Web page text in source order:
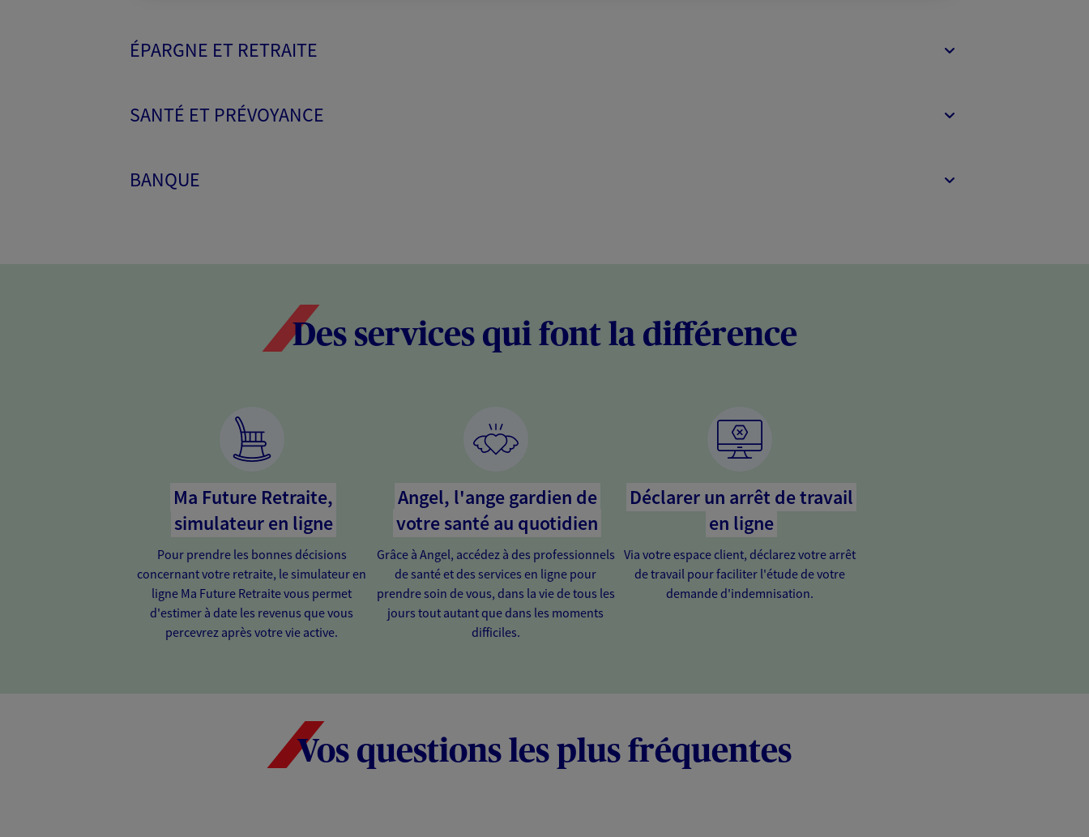
ÉPARGNE ET RETRAITE
SANTÉ ET PRÉVOYANCE
BANQUE
Des services qui font la différence
Ma Future Retraite,
simulateur en ligne
Pour prendre les bonnes décisions
concernant votre retraite, le simulateur en
ligne Ma Future Retraite vous permet
d'estimer à date les revenus que vous
percevrez après votre vie active.
Angel, l'ange gardien de
votre santé au quotidien
Grâce à Angel, accédez à des professionnels
de santé et des services en ligne pour
prendre soin de vous, dans la vie de tous les
jours tout autant que dans les moments
difficiles.
Déclarer un arrêt de travail
en ligne
Via votre espace client, déclarez votre arrêt
de travail pour faciliter l'étude de votre
demande d'indemnisation.
Vos questions les plus fréquentes